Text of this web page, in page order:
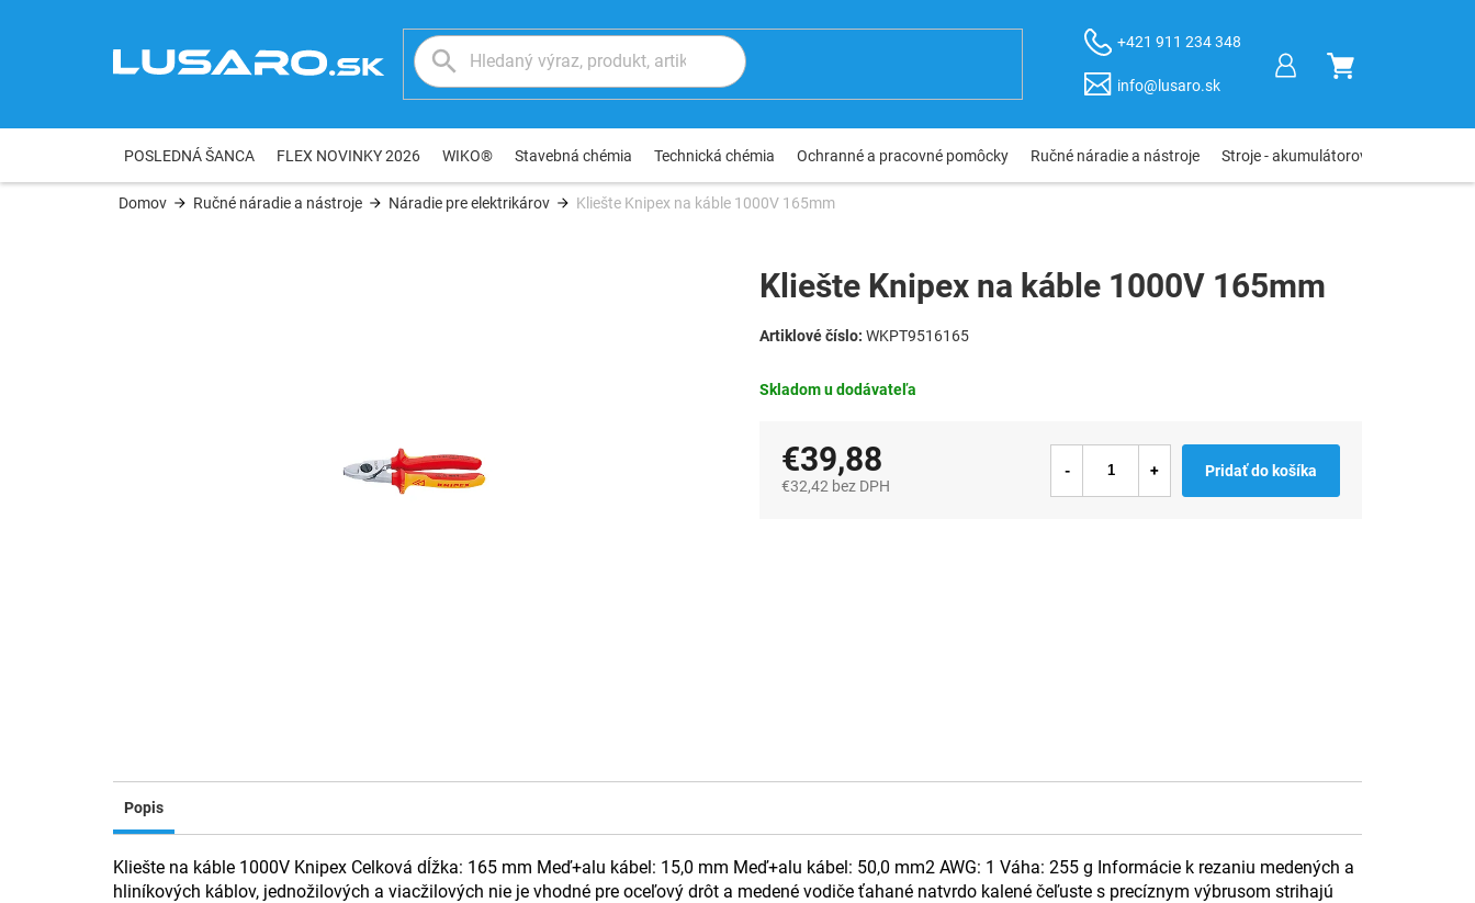
+421 911 234 348
info@lusaro.sk
NÁKUPNÝ
POSLEDNÁ ŠANCA FLEX NOVINKY 2026 WIKO® Stavebná chémia Technická chémia Ochranné a pracovné pomôcky Ručné náradie a nástroje Stroje - akumulátorové, elektro,
Domov Ručné náradie a nástroje Náradie pre elektrikárov Kliešte Knipex na káble 1000V 165mm
Skladom u dodávateľa
Kliešte Knipex na káble 1000V 165mm
WKPT9516165
€39,88
€32,42 bez DPH
Pridať do košíka
Popis
Kliešte na káble 1000V Knipex Celková dĺžka: 165 mm Meď+alu kábel: 15,0 mm Meď+alu kábel: 50,0 mm2 AWG: 1 Váha: 255 g Informácie k rezaniu medených a
hliníkových káblov, jednožilových a viacžilových nie je vhodné pre oceľový drôt a medené vodiče ťahané natvrdo kalené čeľuste s precíznym výbrusom strihajú